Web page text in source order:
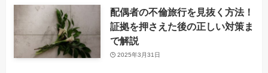
配偶者の不倫旅行を見抜く方法！
証拠を押さえた後の正しい対策ま
で解説
2025年3月31日